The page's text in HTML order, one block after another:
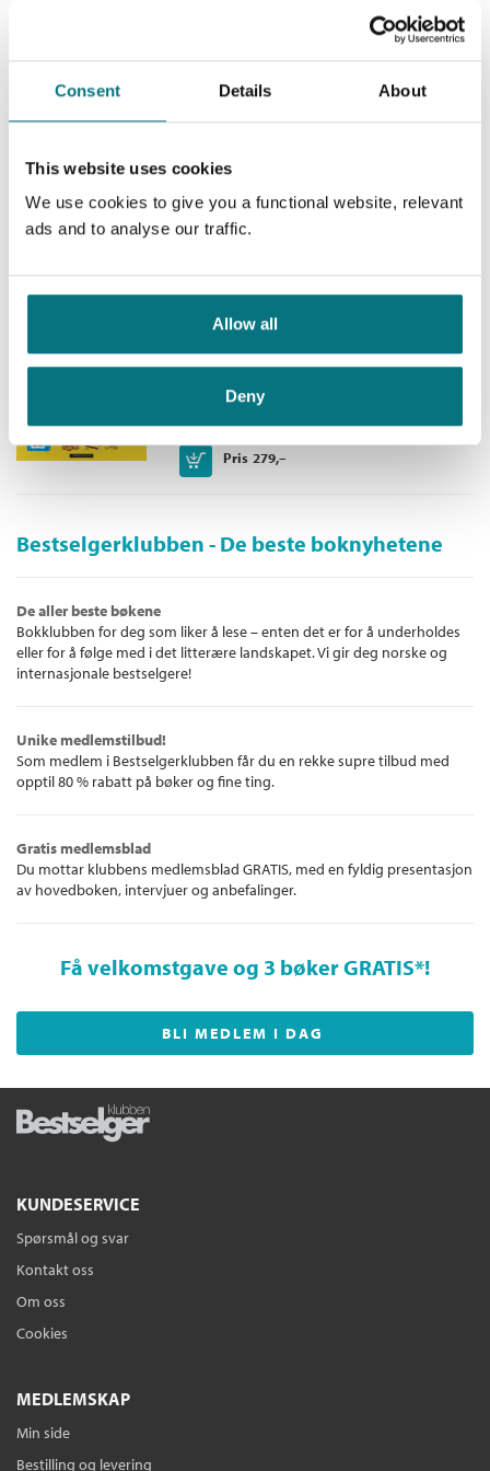
Consent Details About
This website uses cookies
We use cookies to give you a functional website, relevant
ads and to analyse our traffic.
Allow all
Deny
Hokus pokus, Albert Åberg!
Albert Åberg /Gunilla Bergström
Ikke medlem 229,–
229,–
Kjøp
Albert Åberg begynner på
Albert Åberg /
Innbundet
Pris 279,–
Kjøp
Bestselgerklubben - De beste boknyhetene
De aller beste bøkene
Bokklubben for deg som liker å lese – enten det er for å underholdes
eller for å følge med i det litterære landskapet. Vi gir deg norske og
internasjonale bestselgere!
Unike medlemstilbud!
Som medlem i Bestselgerklubben får du en rekke supre tilbud med
opptil 80 % rabatt på bøker og fine ting.
Gratis medlemsblad
Du mottar klubbens medlemsblad GRATIS, med en fyldig presentasjon
av hovedboken, intervjuer og anbefalinger.
Få velkomstgave og 3 bøker GRATIS*!
BLI MEDLEM I DAG
KUNDESERVICE
Spørsmål og svar
Kontakt oss
Om oss
Cookies
MEDLEMSKAP
Min side
Bestilling og levering